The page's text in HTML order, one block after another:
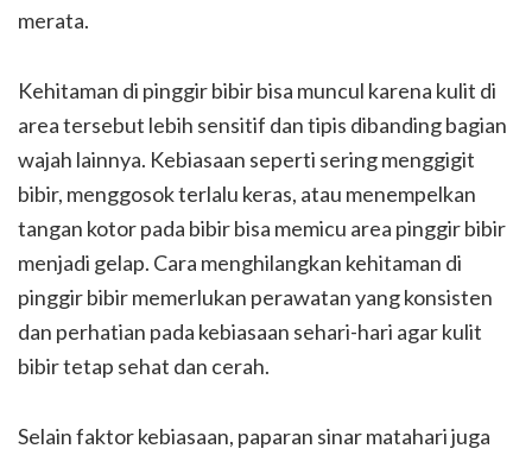
merata.
Kehitaman di pinggir bibir bisa muncul karena kulit di
area tersebut lebih sensitif dan tipis dibanding bagian
wajah lainnya. Kebiasaan seperti sering menggigit
bibir, menggosok terlalu keras, atau menempelkan
tangan kotor pada bibir bisa memicu area pinggir bibir
menjadi gelap. Cara menghilangkan kehitaman di
pinggir bibir memerlukan perawatan yang konsisten
dan perhatian pada kebiasaan sehari-hari agar kulit
bibir tetap sehat dan cerah.
Selain faktor kebiasaan, paparan sinar matahari juga